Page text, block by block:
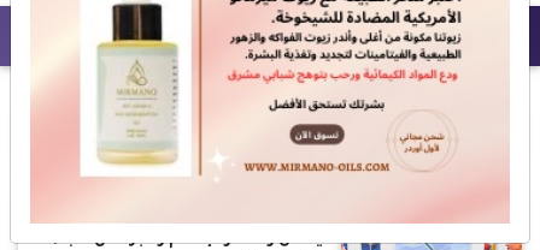
نظرة فاحصة
يعمل وحده والإعلام والبرلمان عبء